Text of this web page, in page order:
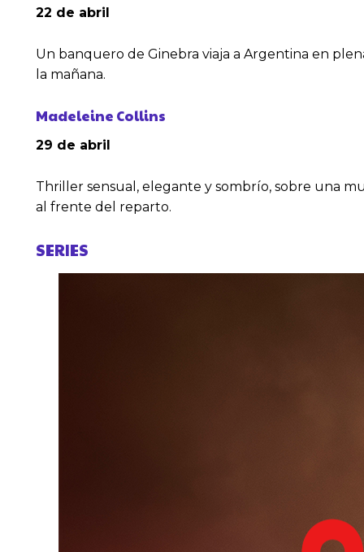
22 de abril
Un banquero de Ginebra viaja a Argentina en
la mañana.
Madeleine Collins
29 de abril
Thriller sensual, elegante y sombrío, sobre una
al frente del reparto.
SERIES